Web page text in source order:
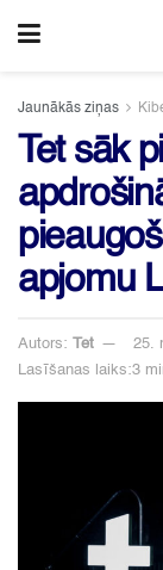
Jaunākās ziņas
Tet sāk
apjomu
Autors: Tet
25.
Lasīšanas laiks:3